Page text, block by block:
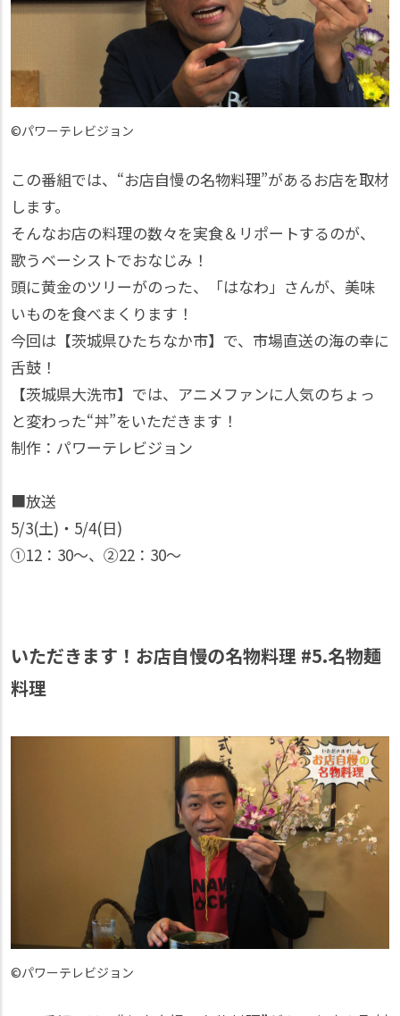
©パワーテレビジョン
この番組では、“お店自慢の名物料理”があるお店を取材
します。
そんなお店の料理の数々を実食＆リポートするのが、
歌うベーシストでおなじみ！
頭に黄金のツリーがのった、「はなわ」さんが、美味
いものを食べまくります！
今回は【茨城県ひたちなか市】で、市場直送の海の幸に
舌鼓！
【茨城県大洗市】では、アニメファンに人気のちょっ
と変わった“丼”をいただきます！
制作：パワーテレビジョン
■放送
5/3(土)・5/4(日)
①12：30〜、②22：30〜
いただきます！お店自慢の名物料理 #5.名物麺
料理
©パワーテレビジョン